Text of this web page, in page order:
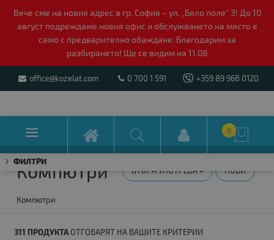
Вече сме на новия адрес в гр. София – ул. „Бяло поле“ 3! До 10
август подреждаме новия офис и обслужването на място е
само с предварително обаждане. Благодарим за
разбирането! Ще се видим на 11.08
office@kozelat.com 0 700 1 591 +359 89 968 0120
 0 
ФИЛТРИ
Компютри ВТОРА УПОТРЕБА + НОВИ
Компютри
311 ПРОДУКТАОТГОВАРЯТ НА ВАШИТЕ КРИТЕРИИ